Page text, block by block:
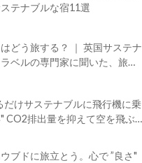
テナブルな宿11選
旅する？ ｜ 英国サステナ
ベルの専門家に聞いた、旅の
だけサステナブルに飛行機に乗
CO2排出量を抑えて空を飛ぶ
ブドに旅立とう。心で ”良さ"